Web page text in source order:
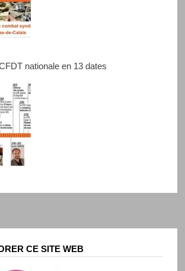
nationale en 13 dates
CE SITE WEB